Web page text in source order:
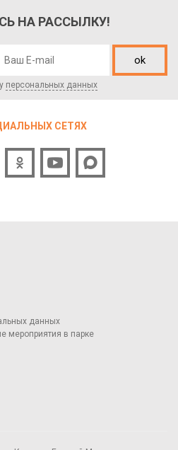
НА РАССЫЛКУ!
ok
персональных данных
СЕТЯХ
данных
мероприятия в парке